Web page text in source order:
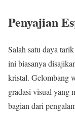
Penyajian
Salah satu daya
ini biasanya
kristal. Gelombang
gradasi visual yang
bagian dari